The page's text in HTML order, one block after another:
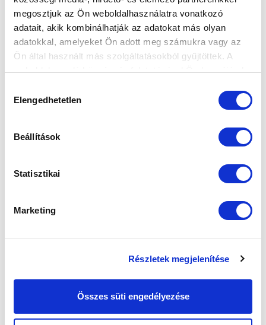
megosztjuk az Ön weboldalhasználatra vonatkozó
adatait, akik kombinálhatják az adatokat más olyan
adatokkal, amelyeket Ön adott meg számukra vagy az
Ön által használt más szolgáltatásokból gyűjtöttek. A
weboldalon való böngészés folytatásával Ön hozzájárul a
kiválasztása
Elengedhetetlen
Beállítások
Statisztikai
Marketing
Részletek megjelenítése
Összes süti engedélyezése
FELIRATKOZOM
SZPONZOROK